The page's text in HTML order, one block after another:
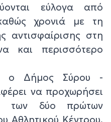
εύλογα από
χρονιά με τη
αντισφαίρισης στη
και περισσότερο
ο Δήμος Σύρου -
να προχωρήσει
των δύο πρώτων